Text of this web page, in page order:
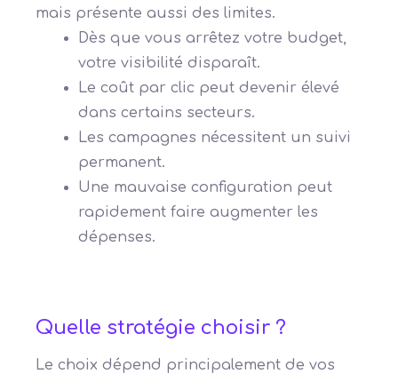
mais présente aussi des limites.
Dès que vous arrêtez votre budget,
votre visibilité disparaît.
Le coût par clic peut devenir élevé
dans certains secteurs.
Les campagnes nécessitent un suivi
permanent.
Une mauvaise configuration peut
rapidement faire augmenter les
dépenses.
Quelle stratégie choisir ?
Le choix dépend principalement de vos